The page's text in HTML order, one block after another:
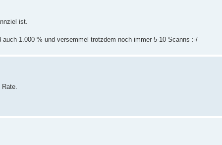
ist.
1.000 % und versemmel trotzdem noch immer 5-10 Scanns :-/
Rate.